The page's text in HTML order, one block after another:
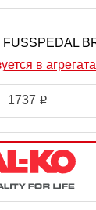
в
1737 i